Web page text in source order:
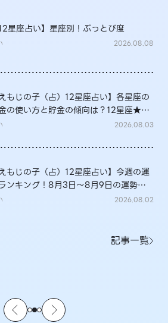
12星座占い】星座別！ぶっとび度
2026.08.08
えもじの子（占）12星座占い】各星座の
の使い方と貯金の傾向は？12星座★徹
説
2026.08.03
えもじの子（占）12星座占い】今週の運
ンキング！8月3日～8月9日の運勢
2026.08.02
記事一覧